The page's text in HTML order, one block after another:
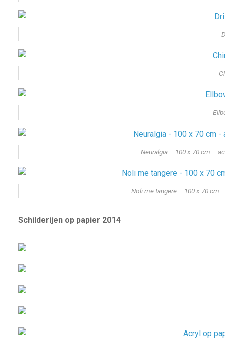
Neuralgia – 100 x 70 cm –
Noli me tangere – 100 x 70 cm
Schilderijen op papier 2014